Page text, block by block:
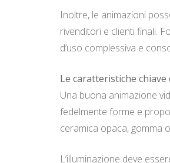
Inoltre, le animazioni
rivenditori e clienti finali.
d’uso complessiva e
Le caratteristiche chiave
Una buona animazione
fedelmente forme e
ceramica opaca, gomma
L’illuminazione deve